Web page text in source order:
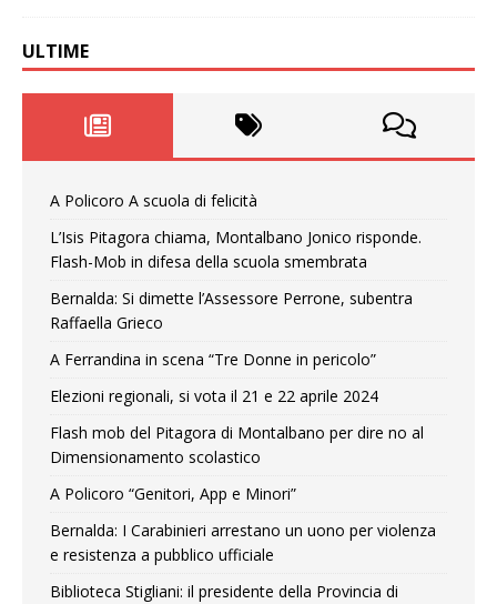
ULTIME
A Policoro A scuola di felicità
L’Isis Pitagora chiama, Montalbano Jonico risponde.
Flash-Mob in difesa della scuola smembrata
Bernalda: Si dimette l’Assessore Perrone, subentra
Raffaella Grieco
A Ferrandina in scena “Tre Donne in pericolo”
Elezioni regionali, si vota il 21 e 22 aprile 2024
Flash mob del Pitagora di Montalbano per dire no al
Dimensionamento scolastico
A Policoro “Genitori, App e Minori”
Bernalda: I Carabinieri arrestano un uono per violenza
e resistenza a pubblico ufficiale
Biblioteca Stigliani: il presidente della Provincia di